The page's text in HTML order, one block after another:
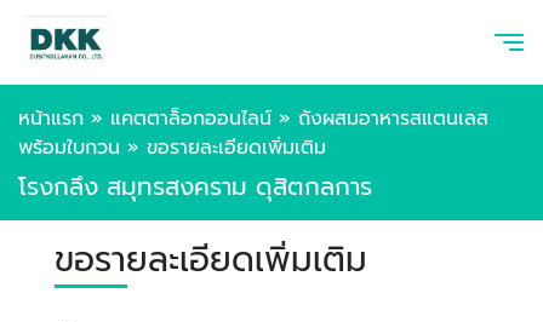
หน้าแรก » แคตตาล็อกออนไลน์ » ถังผสมอาหารสแตนเลส
พร้อมใบกวน » ขอรายละเอียดเพิ่มเติม
โรงกลึง สมุทรสงคราม ดุสิตกลการ
ขอรายละเอียดเพิ่มเติม